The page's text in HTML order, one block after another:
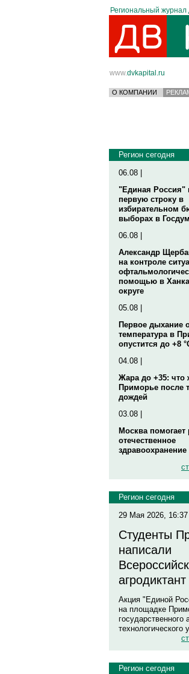
Региональный журнал
www.dvkapital.ru
О КОМПАНИИ
Регион сегодня
06.08 |
"Единая Россия"
первую строку в
избирательном
выборах в
06.08 |
Александр
на контроле
помощью в
округе
05.08 |
Первое дыхание
температура в
опустится до +8
04.08 |
Жара до +35: что
Приморье после
дождей
03.08 |
Москва помогает
отечественное
здравоохранение
Регион сегодня
29 Мая 2026, 16:37
Студенты
написали
агродиктант
Акция "Единой
на площадке
государственного
технологического
Регион сегодня